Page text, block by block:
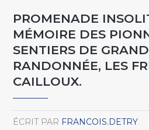
PROMENADE
MÉMOIRE DES
SENTIERS DE
RANDONNÉE, LES
CAILLOUX.
ÉCRIT PAR FRANCOIS.DETRY